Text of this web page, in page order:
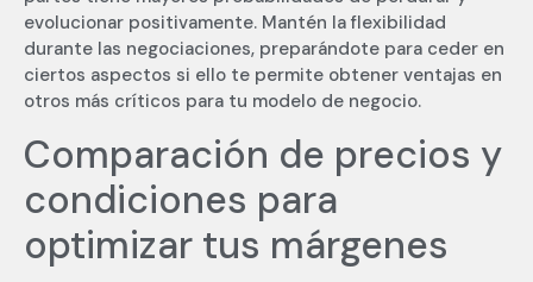
evolucionar positivamente. Mantén la flexibilidad
durante las negociaciones, preparándote para ceder en
ciertos aspectos si ello te permite obtener ventajas en
otros más críticos para tu modelo de negocio.
Comparación de precios y
condiciones para
optimizar tus márgenes